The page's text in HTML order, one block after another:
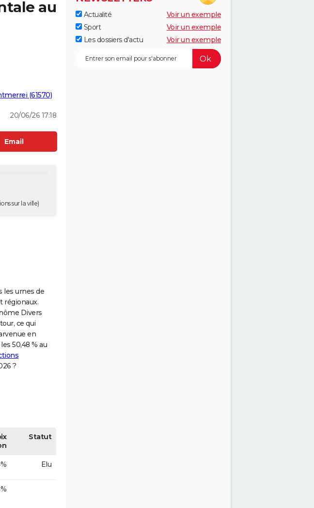
au
(61570)
20/06/26 17:18
Email
sur la ville)
les urnes de
régionaux.
Divers
ce qui
en
50,48 % au
?
Statut
Elu
Actualité
Voir un exemple
Sport
Voir un exemple
Les dossiers d'actu
Voir un exemple